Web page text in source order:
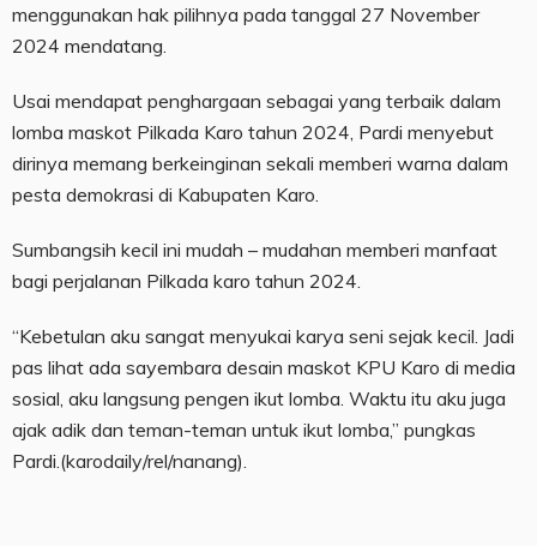
menggunakan hak pilihnya pada tanggal 27 November
2024 mendatang.
Usai mendapat penghargaan sebagai yang terbaik dalam
lomba maskot Pilkada Karo tahun 2024, Pardi menyebut
dirinya memang berkeinginan sekali memberi warna dalam
pesta demokrasi di Kabupaten Karo.
Sumbangsih kecil ini mudah – mudahan memberi manfaat
bagi perjalanan Pilkada karo tahun 2024.
“Kebetulan aku sangat menyukai karya seni sejak kecil. Jadi
pas lihat ada sayembara desain maskot KPU Karo di media
sosial, aku langsung pengen ikut lomba. Waktu itu aku juga
ajak adik dan teman-teman untuk ikut lomba,” pungkas
Pardi.(karodaily/rel/nanang).